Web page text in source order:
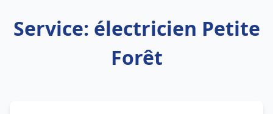
Service: électricien Petite
Forêt